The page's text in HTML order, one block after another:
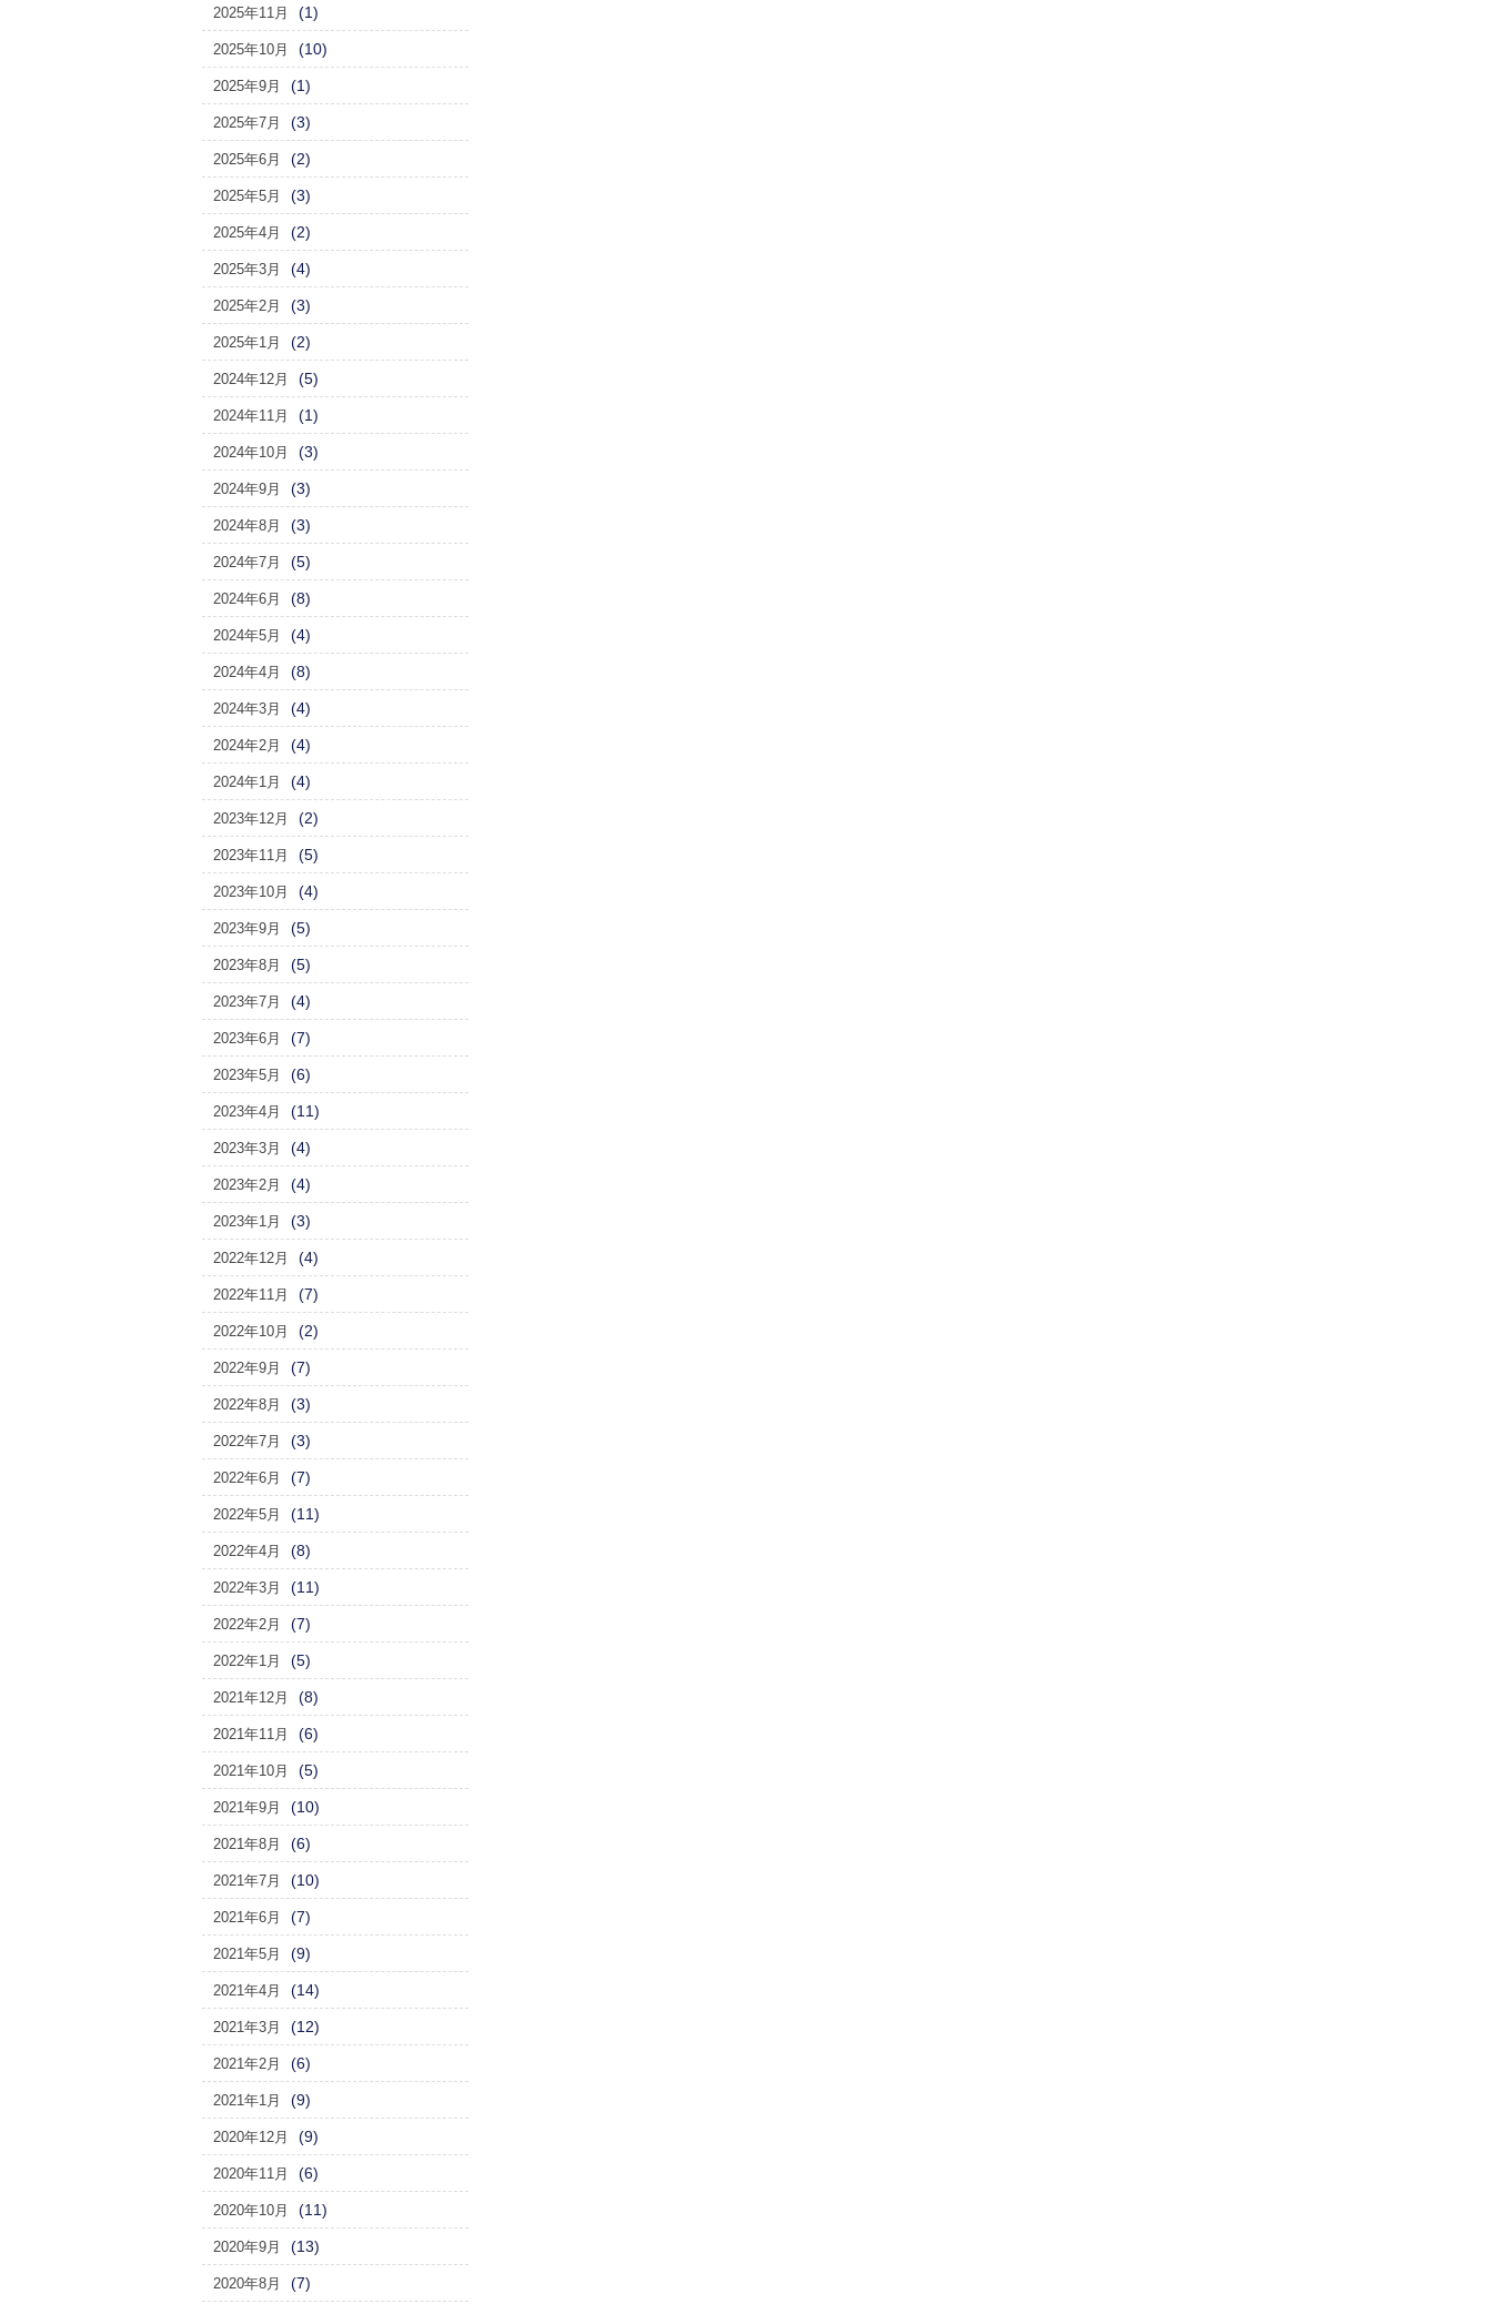
2025年11月 (1)
2025年10月 (10)
2025年9月 (1)
2025年7月 (3)
2025年6月 (2)
2025年5月 (3)
2025年4月 (2)
2025年3月 (4)
2025年2月 (3)
2025年1月 (2)
2024年12月 (5)
2024年11月 (1)
2024年10月 (3)
2024年9月 (3)
2024年8月 (3)
2024年7月 (5)
2024年6月 (8)
2024年5月 (4)
2024年4月 (8)
2024年3月 (4)
2024年2月 (4)
2024年1月 (4)
2023年12月 (2)
2023年11月 (5)
2023年10月 (4)
2023年9月 (5)
2023年8月 (5)
2023年7月 (4)
2023年6月 (7)
2023年5月 (6)
2023年4月 (11)
2023年3月 (4)
2023年2月 (4)
2023年1月 (3)
2022年12月 (4)
2022年11月 (7)
2022年10月 (2)
2022年9月 (7)
2022年8月 (3)
2022年7月 (3)
2022年6月 (7)
2022年5月 (11)
2022年4月 (8)
2022年3月 (11)
2022年2月 (7)
2022年1月 (5)
2021年12月 (8)
2021年11月 (6)
2021年10月 (5)
2021年9月 (10)
2021年8月 (6)
2021年7月 (10)
2021年6月 (7)
2021年5月 (9)
2021年4月 (14)
2021年3月 (12)
2021年2月 (6)
2021年1月 (9)
2020年12月 (9)
2020年11月 (6)
2020年10月 (11)
2020年9月 (13)
2020年8月 (7)